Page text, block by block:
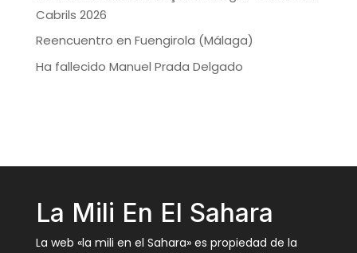
Cabrils 2026
Reencuentro en Fuengirola (Málaga)
Ha fallecido Manuel Prada Delgado
La Mili En El Sahara
La web «la mili en el Sahara» es propiedad de la